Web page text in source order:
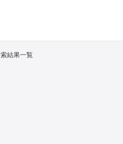
結果一覧